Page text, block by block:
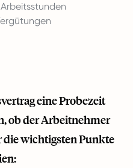
eine Probezeit
ob der Arbeitnehmer
die wichtigsten Punkte